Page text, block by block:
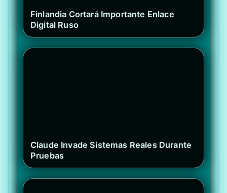
Finlandia Cortará Importante Enlace
Digital Ruso
Claude Invade Sistemas Reales Durante
Pruebas